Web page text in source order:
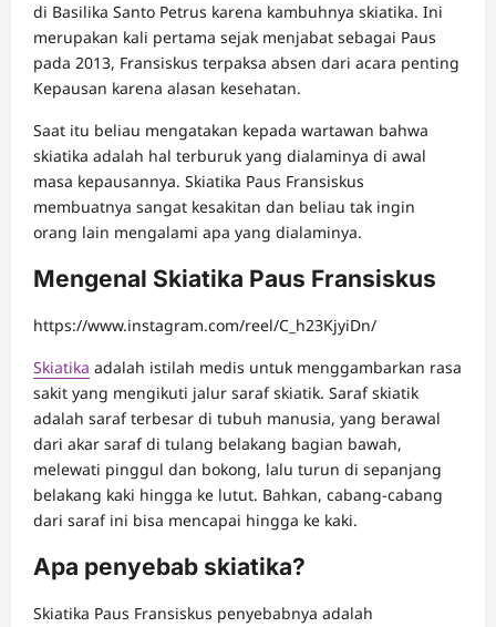
di Basilika Santo Petrus karena kambuhnya skiatika. Ini
merupakan kali pertama sejak menjabat sebagai Paus
pada 2013, Fransiskus terpaksa absen dari acara penting
Kepausan karena alasan kesehatan.
Saat itu beliau mengatakan kepada wartawan bahwa
skiatika adalah hal terburuk yang dialaminya di awal
masa kepausannya. Skiatika Paus Fransiskus
membuatnya sangat kesakitan dan beliau tak ingin
orang lain mengalami apa yang dialaminya.
Mengenal Skiatika Paus Fransiskus
https://www.instagram.com/reel/C_h23KjyiDn/
Skiatika adalah istilah medis untuk menggambarkan rasa
sakit yang mengikuti jalur saraf skiatik. Saraf skiatik
adalah saraf terbesar di tubuh manusia, yang berawal
dari akar saraf di tulang belakang bagian bawah,
melewati pinggul dan bokong, lalu turun di sepanjang
belakang kaki hingga ke lutut. Bahkan, cabang-cabang
dari saraf ini bisa mencapai hingga ke kaki.
Apa penyebab skiatika?
Skiatika Paus Fransiskus penyebabnya adalah